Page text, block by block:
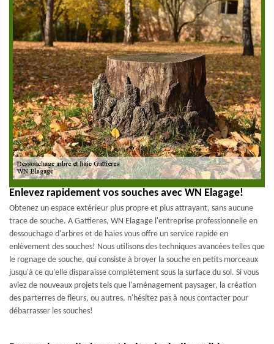
Enlevez rapidement vos souches avec WN Elagage!
Obtenez un espace extérieur plus propre et plus attrayant, sans aucune
trace de souche. A Gattieres, WN Elagage l'entreprise professionnelle en
dessouchage d'arbres et de haies vous offre un service rapide en
enlèvement des souches! Nous utilisons des techniques avancées telles que
le rognage de souche, qui consiste à broyer la souche en petits morceaux
jusqu'à ce qu'elle disparaisse complètement sous la surface du sol. Si vous
aviez de nouveaux projets tels que l'aménagement paysager, la création
des parterres de fleurs, ou autres, n'hésitez pas à nous contacter pour
débarrasser les souches!